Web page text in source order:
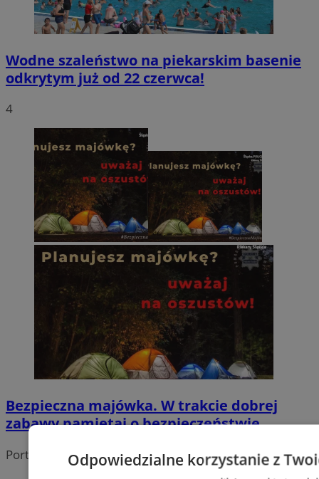
Wodne szaleństwo na piekarskim basenie
odkrytym już od 22 czerwca!
4
Bezpieczna majówka. W trakcie dobrej
zabawy pamiętaj o bezpieczeństwie
Portal należy do sieciOdpowiedzialne korzystanie z